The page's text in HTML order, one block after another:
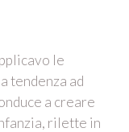
le
tendenza ad
a creare
rilette in